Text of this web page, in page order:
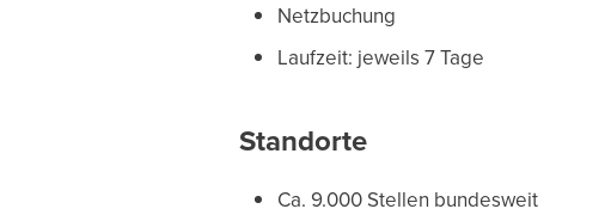
Netzbuchung
Laufzeit: jeweils 7 Tage
Standorte
Ca. 9.000 Stellen bundesweit